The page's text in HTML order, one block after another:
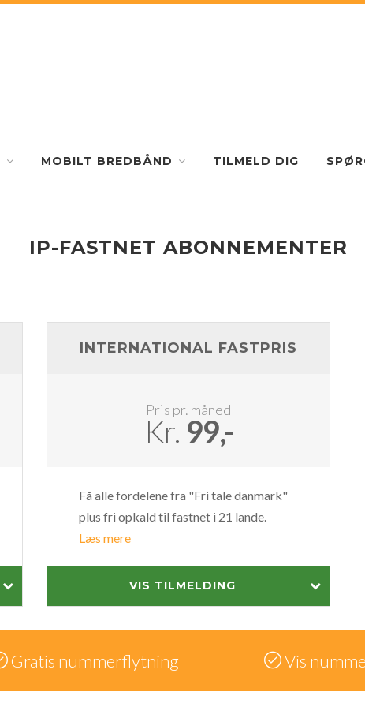
MOBILT BREDBÅND TILMELD DIG
IP-FASTNET ABONNEMENTER
INTERNATIONAL FASTPRIS
Pris pr. måned
Kr. 99,-
Få alle fordelene fra "Fri tale danmark"
plus fri opkald til fastnet i 21 lande.
Læs mere
VIS TILMELDING
Gratis nummerflytning Vis